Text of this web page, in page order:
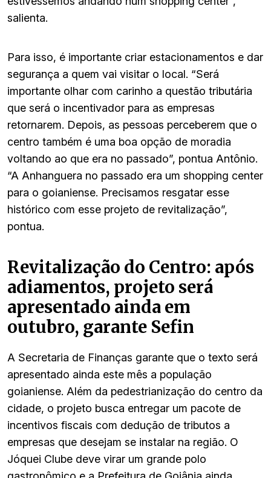
salienta.
Para isso, é importante criar estacionamentos e dar
segurança a quem vai visitar o local. “Será
importante olhar com carinho a questão tributária
que será o incentivador para as empresas
retornarem. Depois, as pessoas perceberem que o
centro também é uma boa opção de moradia
voltando ao que era no passado”, pontua Antônio.
“A Anhanguera no passado era um shopping center
para o goianiense. Precisamos resgatar esse
histórico com esse projeto de revitalização”,
pontua.
Revitalização do Centro: após
adiamentos, projeto será
apresentado ainda em
outubro, garante Sefin
A Secretaria de Finanças garante que o texto será
apresentado ainda este mês a população
goianiense. Além da pedestrianização do centro da
cidade, o projeto busca entregar um pacote de
incentivos fiscais com dedução de tributos a
empresas que desejam se instalar na região. O
Jóquei Clube deve virar um grande polo